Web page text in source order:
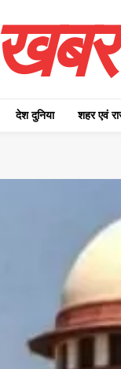
देश दुनिया शहर एवं